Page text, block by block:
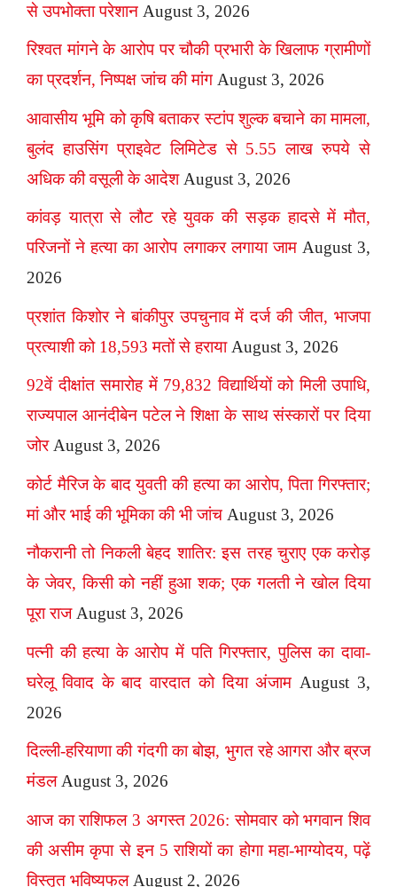
से उपभोक्ता परेशान August 3, 2026
रिश्वत मांगने के आरोप पर चौकी प्रभारी के खिलाफ ग्रामीणों
का प्रदर्शन, निष्पक्ष जांच की मांग August 3, 2026
आवासीय भूमि को कृषि बताकर स्टांप शुल्क बचाने का मामला,
बुलंद हाउसिंग प्राइवेट लिमिटेड से 5.55 लाख रुपये से
अधिक की वसूली के आदेश August 3, 2026
कांवड़ यात्रा से लौट रहे युवक की सड़क हादसे में मौत,
परिजनों ने हत्या का आरोप लगाकर लगाया जाम August 3,
2026
प्रशांत किशोर ने बांकीपुर उपचुनाव में दर्ज की जीत, भाजपा
प्रत्याशी को 18,593 मतों से हराया August 3, 2026
92वें दीक्षांत समारोह में 79,832 विद्यार्थियों को मिली उपाधि,
राज्यपाल आनंदीबेन पटेल ने शिक्षा के साथ संस्कारों पर दिया
जोर August 3, 2026
कोर्ट मैरिज के बाद युवती की हत्या का आरोप, पिता गिरफ्तार;
मां और भाई की भूमिका की भी जांच August 3, 2026
नौकरानी तो निकली बेहद शातिर: इस तरह चुराए एक करोड़
के जेवर, किसी को नहीं हुआ शक; एक गलती ने खोल दिया
पूरा राज August 3, 2026
पत्नी की हत्या के आरोप में पति गिरफ्तार, पुलिस का दावा-
घरेलू विवाद के बाद वारदात को दिया अंजाम August 3,
2026
दिल्ली-हरियाणा की गंदगी का बोझ, भुगत रहे आगरा और ब्रज
मंडल August 3, 2026
आज का राशिफल 3 अगस्त 2026: सोमवार को भगवान शिव
की असीम कृपा से इन 5 राशियों का होगा महा-भाग्योदय, पढ़ें
विस्तृत भविष्यफल August 2, 2026